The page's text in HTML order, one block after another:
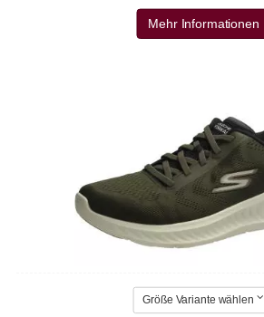
Mehr Informationen
Größe Variante wählen